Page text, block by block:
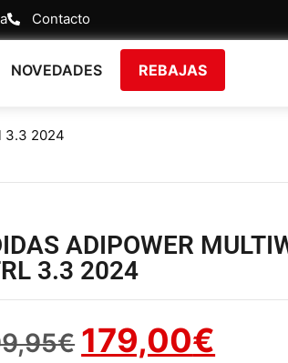
Contacto
NOVEDADES REBAJAS
3.3 2024
ADIPOWER
3.3 2024
€ 179,00€